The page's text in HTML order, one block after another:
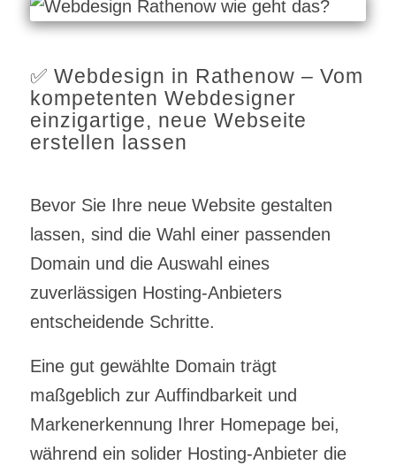
✅ Webdesign in Rathenow – Vom
kompetenten Webdesigner
einzigartige, neue Webseite
erstellen lassen
Bevor Sie Ihre neue Website gestalten
lassen, sind die Wahl einer passenden
Domain und die Auswahl eines
zuverlässigen Hosting-Anbieters
entscheidende Schritte.
Eine gut gewählte Domain trägt
maßgeblich zur Auffindbarkeit und
Markenerkennung Ihrer Homepage bei,
während ein solider Hosting-Anbieter die